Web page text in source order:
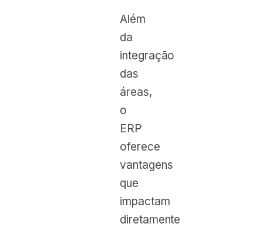
Além
da
integração
das
áreas,
o
ERP
oferece
vantagens
que
impactam
diretamente